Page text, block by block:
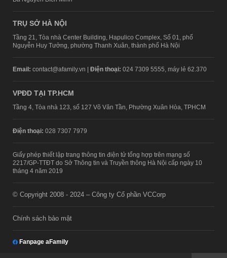
TRỤ SỞ HÀ NỘI
Tầng 21, Tòa nhà Center Building, Hapulico Complex, Số 01, phố
Nguyễn Huy Tưởng, phường Thanh Xuân, thành phố Hà Nội
Email: contact@afamily.vn | Điện thoại: 024 7309 5555, máy lẻ 62.370
VPĐD TẠI TP.HCM
Tầng 4, Tòa nhà 123, số 127 Võ Văn Tần, Phường Xuân Hòa, TPHCM
Điện thoại: 028 7307 7979
Giấy phép thiết lập trang thông tin điện tử tổng hợp trên mạng số
2217/GP-TTĐT do Sở Thông tin và Truyền thông Hà Nội cấp ngày 10
tháng 4 năm 2019
© Copyright 2008 - 2024 – Công ty Cổ phần VCCorp
Chính sách bảo mật
Fanpage aFamily